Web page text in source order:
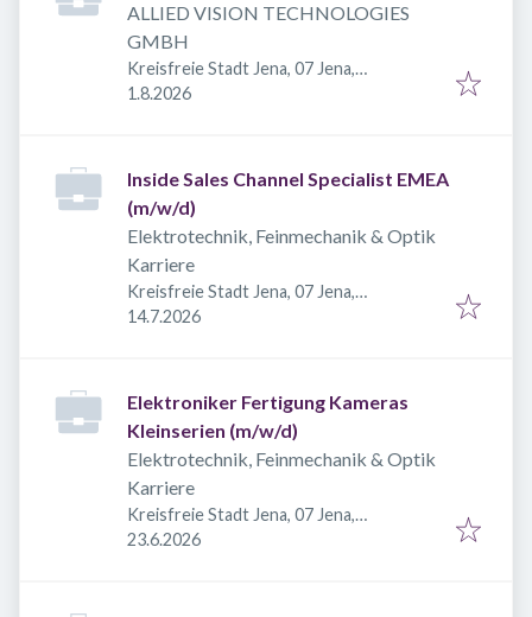
ALLIED VISION TECHNOLOGIES
GMBH
Kreisfreie Stadt Jena, 07 Jena,
Deutschland
Veröffentlicht
1.8.2026
Inside Sales Channel Specialist EMEA
(m/w/d)
Elektrotechnik, Feinmechanik & Optik
Karriere
Kreisfreie Stadt Jena, 07 Jena,
Deutschland
Veröffentlicht
14.7.2026
Elektroniker Fertigung Kameras
Kleinserien (m/w/d)
Elektrotechnik, Feinmechanik & Optik
Karriere
Kreisfreie Stadt Jena, 07 Jena,
Deutschland
Veröffentlicht
23.6.2026